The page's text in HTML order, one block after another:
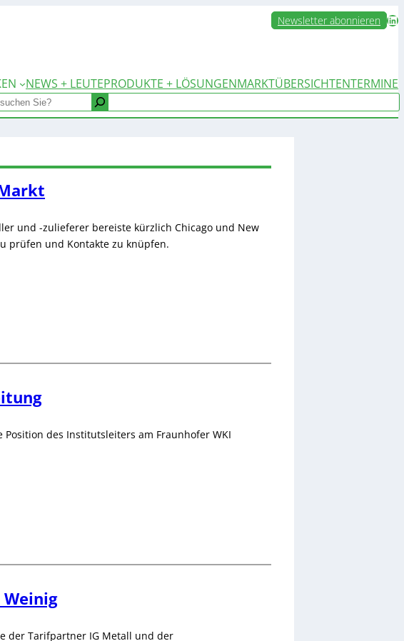
Newsletter abonnieren LinkedIn
NEWS + LEUTEPRODUKTE + LÖSUNGENMARKTÜBERSICHTENTERMINE
und -zulieferer bereiste kürzlich Chicago und New
prüfen und Kontakte zu knüpfen.
des Institutsleiters am Fraunhofer WKI
der Tarifpartner IG Metall und der